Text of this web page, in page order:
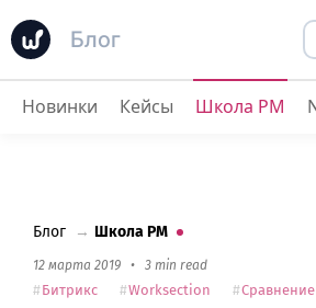
Блог
Сравнение : Битрикс 24 против Worksection
Новинки Кейсы Школа PM
Блог → Школа PM
12 марта 2019 • 3 min read
Битрикс Worksection Сравнение